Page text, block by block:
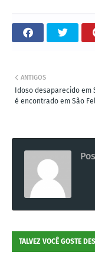
ANTIGOS
Idoso desaparecido em
é encontrado em São
TALVEZ VOCÊ GOSTE